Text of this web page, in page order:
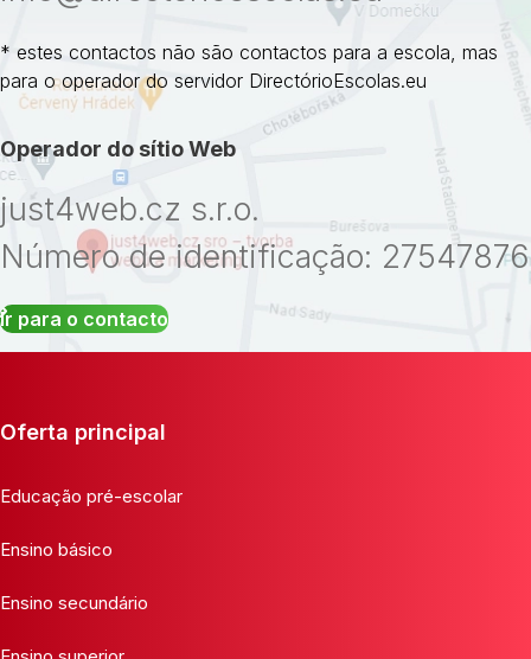
* estes contactos não são contactos para a escola, mas
para o operador do servidor DirectórioEscolas.eu
Operador do sítio Web
just4web.cz s.r.o.
Número de identificação: 27547876
Ir para o contacto
Oferta principal
Educação pré-escolar
Ensino básico
Ensino secundário